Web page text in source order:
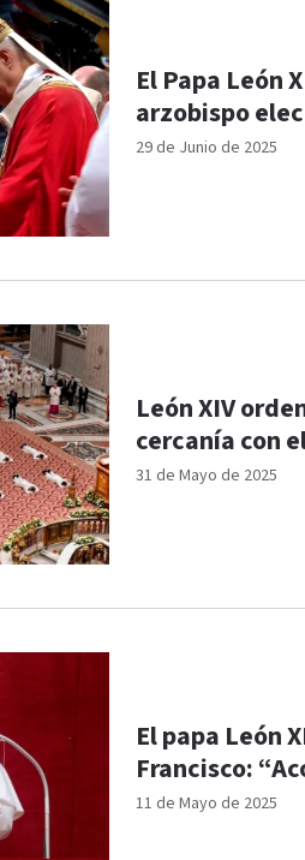
29 de Junio de 2025
El Papa León
arzobispo
31 de Mayo de 2025
León XIV
cercanía con
11 de Mayo de 2025
El papa León
Francisco: